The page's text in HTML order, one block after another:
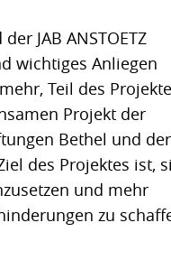
JAB ANSTOETZ
wichtiges Anliegen
Teil des
Projekt der
Bethel und der
des Projektes ist,
und mehr
zu